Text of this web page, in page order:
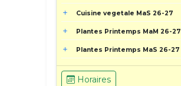
Cuisine vegetale MaS 26-27
Plantes Printemps MaM 26-27
Plantes Printemps MaS 26-27
Horaires